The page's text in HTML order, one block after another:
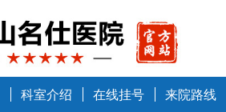
科室介绍 在线挂号 来院路线